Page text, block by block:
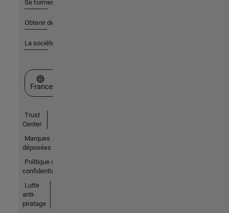
Se former
Obtenir de l'aide
La société
Sélectionner un site web
France
Trust
Center
Marques
déposées
Politique de
confidentialité
Lutte
anti-
piratage